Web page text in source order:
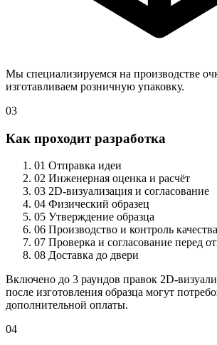
Мы специализируемся на производстве
изготавливаем розничную упаковку.
03
Как проходит разработка
01 Отправка идеи
02 Инженерная оценка и расчёт
03 2D-визуализация и согласование
04 Физический образец
05 Утверждение образца
06 Производство и контроль качества
07 Проверка и согласование перед
08 Доставка до двери
Включено до 3 раундов правок 2D-
после изготовления образца могут
дополнительной оплаты.
04